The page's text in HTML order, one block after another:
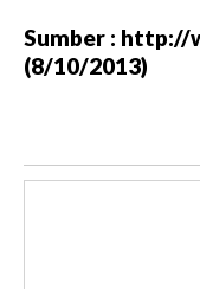
Sumber : http://
(8/10/2013)